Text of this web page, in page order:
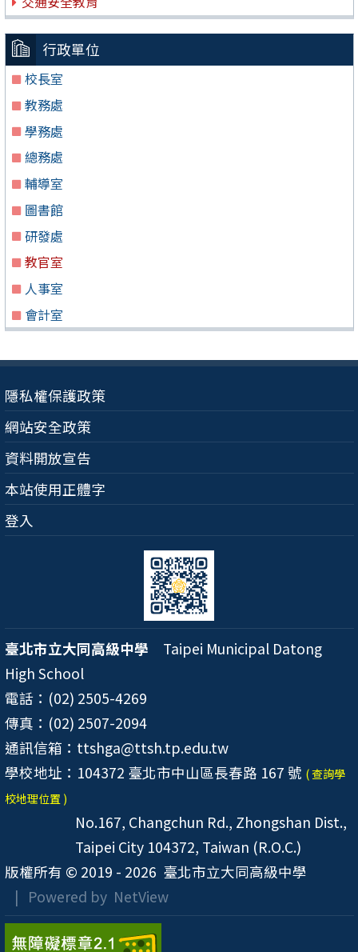
行政單位
校長室
教務處
學務處
總務處
輔導室
圖書館
研發處
教官室
人事室
會計室
隱私權保護政策
網站安全政策
資料開放宣告
本站使用正體字
登入
臺北市立大同高級中學 Taipei Municipal Datong
High School
電話：(02) 2505-4269
傳真：(02) 2507-2094
通訊信箱：ttshga@ttsh.tp.edu.tw
學校地址：104372 臺北市中山區長春路 167 號 ( 查詢學
校地理位置 )
No.167, Changchun Rd., Zhongshan Dist.,
Taipei City 104372, Taiwan (R.O.C.)
版權所有 © 2019 - 2026 臺北市立大同高級中學
| Powered by NetView